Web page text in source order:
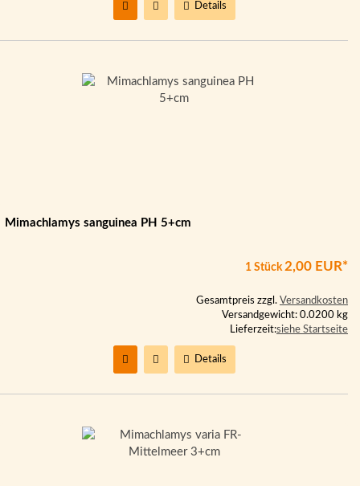
Details
Mimachlamys sanguinea PH 5+cm
1 Stück 2,00 EUR*
Gesamtpreis zzgl. Versandkosten
Versandgewicht: 0.0200 kg
Lieferzeit:siehe Startseite
Details